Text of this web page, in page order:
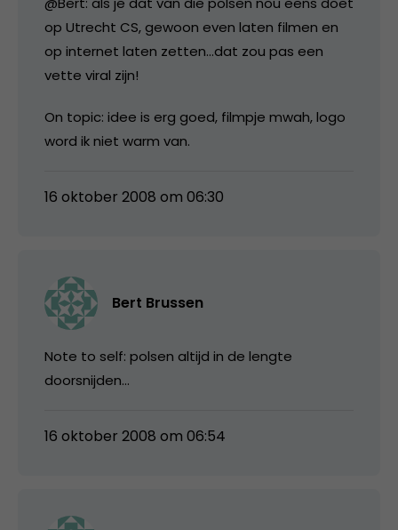
op Utrecht CS, gewoon even laten filmen en
op internet laten zetten…dat zou pas een
vette viral zijn!
On topic: idee is erg goed, filmpje mwah, logo
word ik niet warm van.
16 oktober 2008 om 06:30
Bert Brussen
Note to self: polsen altijd in de lengte
doorsnijden…
16 oktober 2008 om 06:54